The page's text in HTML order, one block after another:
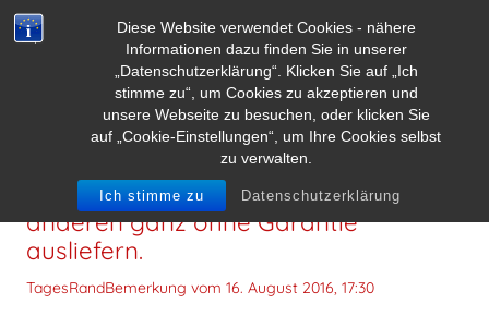
Diese Website verwendet Cookies - nähere
Informationen dazu finden Sie in unserer
„Datenschutzerklärung“. Klicken Sie auf „Ich
stimme zu“, um Cookies zu akzeptieren und
unsere Webseite zu besuchen, oder klicken Sie
auf „Cookie-Einstellungen“, um Ihre Cookies selbst
zu verwalten.
Ich stimme zu Datenschutzerklärung
Liebe heißt, dass wir uns dem
anderen ganz ohne Garantie
ausliefern.
TagesRandBemerkung vom 16. August 2016, 17:30